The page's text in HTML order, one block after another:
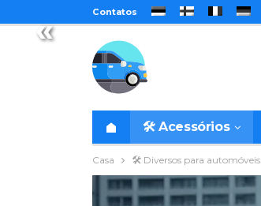
« Contatos
🛠️ Acessórios
Casa 🛠️ Diversos para automóveis